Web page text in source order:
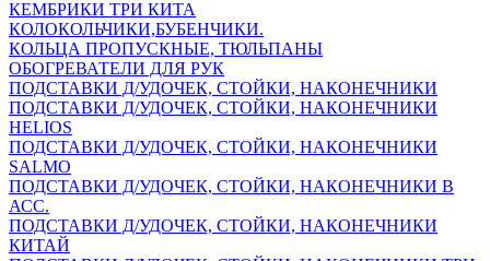
КЕМБРИКИ ТРИ КИТА
КОЛОКОЛЬЧИКИ,БУБЕНЧИКИ.
КОЛЬЦА ПРОПУСКНЫЕ, ТЮЛЬПАНЫ
ОБОГРЕВАТЕЛИ ДЛЯ РУК
ПОДСТАВКИ Д/УДОЧЕК, СТОЙКИ, НАКОНЕЧНИКИ
ПОДСТАВКИ Д/УДОЧЕК, СТОЙКИ, НАКОНЕЧНИКИ
HELIOS
ПОДСТАВКИ Д/УДОЧЕК, СТОЙКИ, НАКОНЕЧНИКИ
SALMO
ПОДСТАВКИ Д/УДОЧЕК, СТОЙКИ, НАКОНЕЧНИКИ В
АСС.
ПОДСТАВКИ Д/УДОЧЕК, СТОЙКИ, НАКОНЕЧНИКИ
КИТАЙ